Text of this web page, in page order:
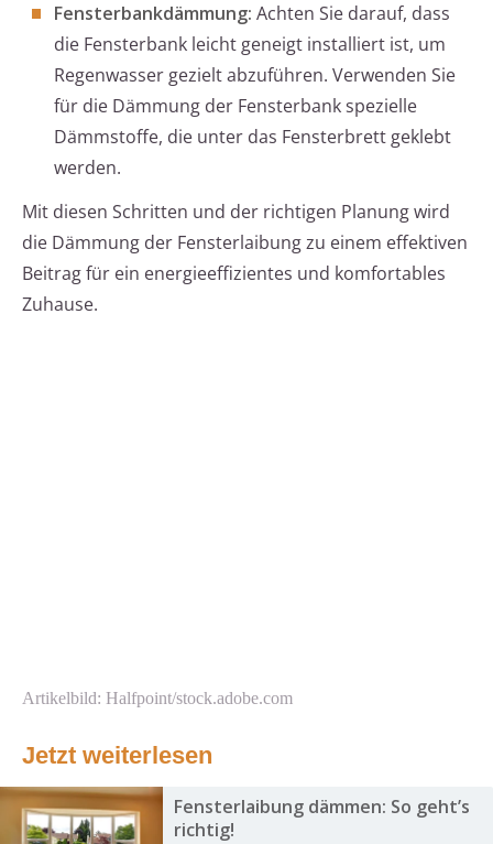
Fensterbankdämmung: Achten Sie darauf, dass
die Fensterbank leicht geneigt installiert ist, um
Regenwasser gezielt abzuführen. Verwenden Sie
für die Dämmung der Fensterbank spezielle
Dämmstoffe, die unter das Fensterbrett geklebt
werden.
Mit diesen Schritten und der richtigen Planung wird
die Dämmung der Fensterlaibung zu einem effektiven
Beitrag für ein energieeffizientes und komfortables
Zuhause.
Artikelbild: Halfpoint/stock.adobe.com
Jetzt weiterlesen
Fensterlaibung dämmen: So geht’s
richtig!